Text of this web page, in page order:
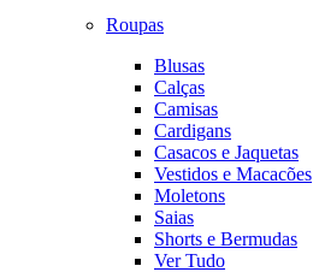
Roupas
Blusas
Calças
Camisas
Cardigans
Casacos e Jaquetas
Vestidos e Macacões
Moletons
Saias
Shorts e Bermudas
Ver Tudo